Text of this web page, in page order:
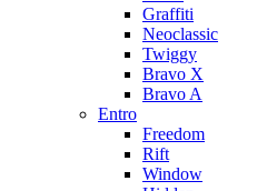
Graffiti
Neoclassic
Twiggy
Bravo X
Bravo A
Entro
Freedom
Rift
Window